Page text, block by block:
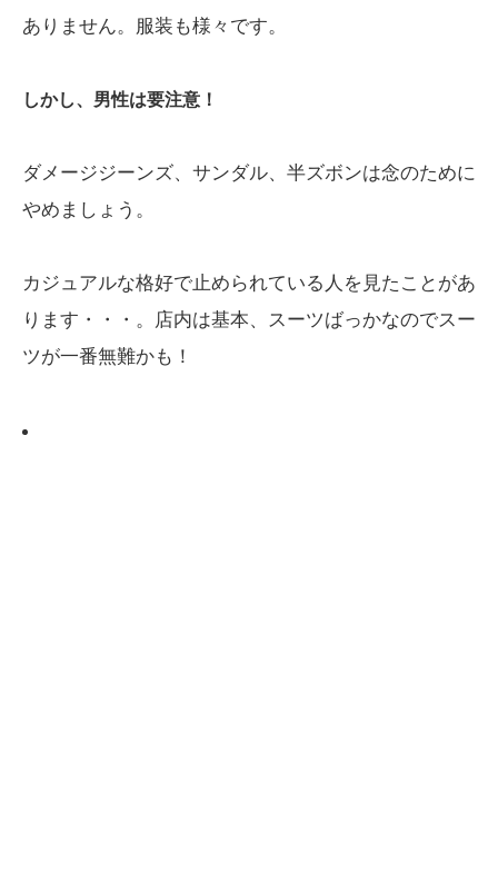
ありません。服装も様々です。
しかし、男性は要注意！
ダメージジーンズ、サンダル、半ズボンは念のために
やめましょう。
カジュアルな格好で止められている人を見たことがあ
ります・・・。店内は基本、スーツばっかなのでスー
ツが一番無難かも！